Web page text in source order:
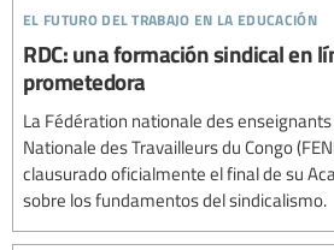
el futuro del trabajo en la educación
RDC: una formación sindical en
prometedora
La Fédération nationale des
Nationale des Travailleurs du Congo
clausurado oficialmente el final de su
sobre los fundamentos del sindicalismo.